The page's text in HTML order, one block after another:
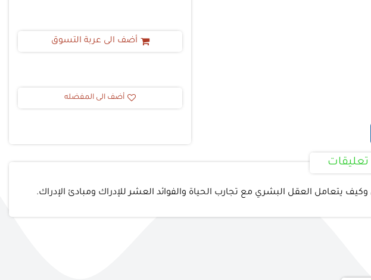
أضف الى عربة التسوق
أضف الى المفضله
تعليقات
العقل البشري مع تجارب الحياة والفوائد العشر للإدراك ومبادئ الإدراك.